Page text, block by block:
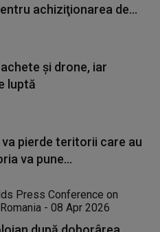
achiziţionarea de...
și drone, iar
luptă
pierde teritorii care au
va pune...